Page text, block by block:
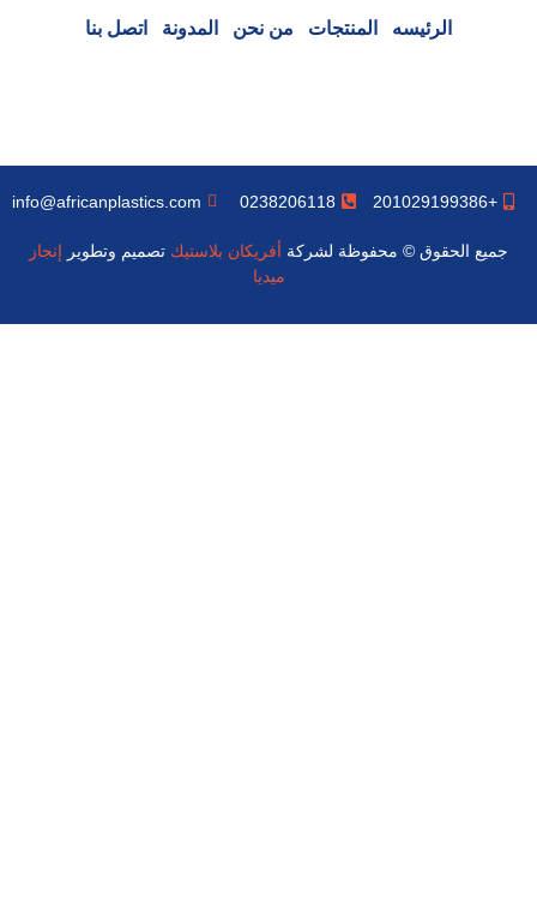
الرئيسه المنتجات من نحن المدونة اتصل بنا
جميع الحقوق © محفوظة لشركة أفريكان بلاستيك تصميم وتطوير إنجاز
ميديا
+201029199386
0238206118
info@africanplastics.com